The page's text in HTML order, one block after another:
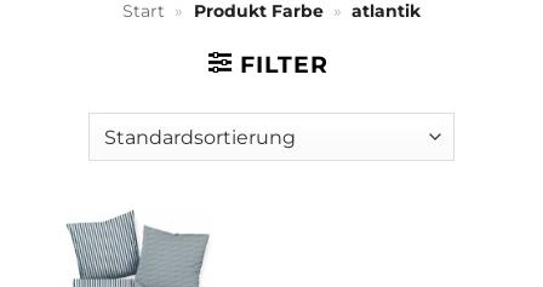
Start » Produkt Farbe » atlantik
FILTER